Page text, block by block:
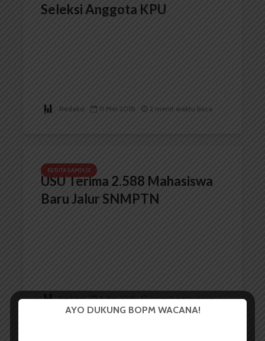
Seleksi Anggota KPU
Redaksi 11 Mei 2018 2 menit waktu baca
BERITA KAMPUS
USU Terima 2.588 Mahasiswa
Baru Jalur SNMPTN
Redaksi 8 Mei 2018 2 menit waktu baca
AYO DUKUNG BOPM WACANA!